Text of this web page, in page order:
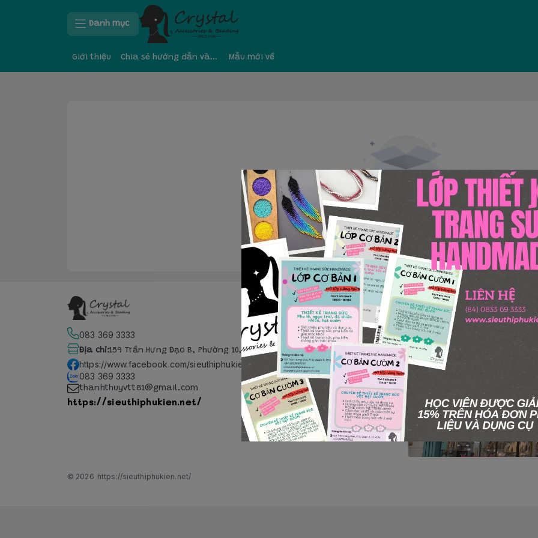
Danh mục
Giới thiệu Chia sẻ hướng dẫn và kinh nghiệm Mẫu mới về
Không có sản phẩm
Rất tiếc, không tìm thấy sản phẩm phù hợp với lựa chọn của bạn
083 369 3333
Địa chỉ:159 Trần Hưng Đạo B, Phường 10, Hồ Chí Minh - Quận 5
https://www.facebook.com/sieuthiphukien.net
083 369 3333
thanhthuyvtt81@gmail.com
https://sieuthiphukien.net/
© 2026 https://sieuthiphukien.net/